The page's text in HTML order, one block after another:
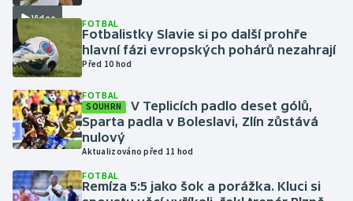
Judo
Krasobruslení
Lyže a snowboard
Motorsport
Video FOTBAL
Fotbalistky Slavie si po další prohře
hlavní fázi evropských pohárů nezahrají
Před 10 hod
FOTBAL
SOUHRN
V Teplicích padlo deset gólů,
Sparta padla v Boleslavi, Zlín zůstává
nulový
Aktualizováno před 11 hod
FOTBAL
Remíza 5:5 jako šok a porážka. Kluci si